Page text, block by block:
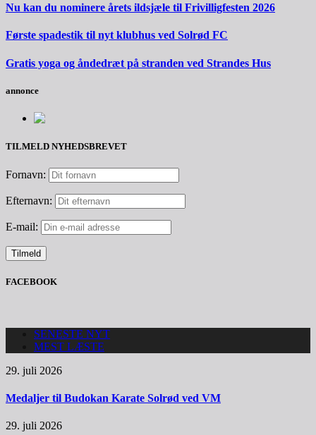
Nu kan du nominere årets ildsjæle til Frivilligfesten 2026
Første spadestik til nyt klubhus ved Solrød FC
Gratis yoga og åndedræt på stranden ved Strandes Hus
annonce
TILMELD NYHEDSBREVET
Fornavn:
Efternavn:
E-mail:
FACEBOOK
SENESTE NYT
MEST LÆSTE
29. juli 2026
Medaljer til Budokan Karate Solrød ved VM
29. juli 2026